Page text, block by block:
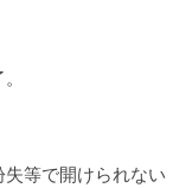
等で開けられない